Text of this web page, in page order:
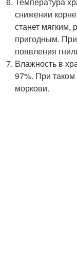
снижении
станет мягким,
пригодным.
появления
Влажность в
97%. При таком
моркови.